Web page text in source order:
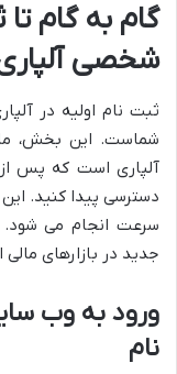
گام به گام تا
شخصی
ثبت نام اولیه در
شماست. این بخش،
آلپاری است که پس از
دسترسی پیدا کنید.
سرعت انجام می شود.
جدید در بازارهای
ورود به وب
نام